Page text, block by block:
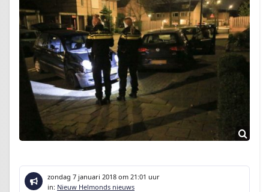
zondag 7 januari 2018 om 21:01 uur
in: Nieuw Helmonds nieuws